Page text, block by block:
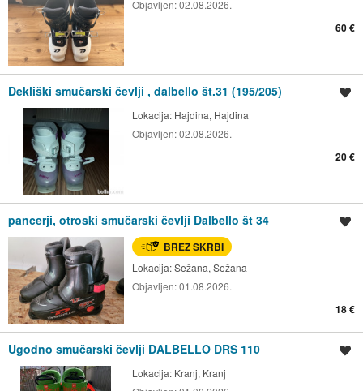
Objavljen:02.08.2026.
60 €
Dekliški smučarski čevlji , dalbello št.31 (195/205)
Lokacija: Hajdina, Hajdina
Objavljen:02.08.2026.
20 €
pancerji, otroski smučarski čevlji Dalbello št 34
BREZ SKRBI
Lokacija:Sežana, Sežana
Objavljen:01.08.2026.
18 €
Ugodno smučarski čevlji DALBELLO DRS 110
Lokacija: Kranj, Kranj